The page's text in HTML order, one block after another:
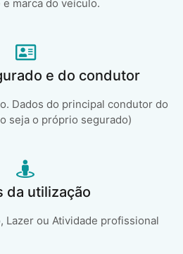
marca do veículo.
e do condutor
Dados do principal condutor do
seja o próprio segurado)
da utilização
Lazer ou Atividade profissional